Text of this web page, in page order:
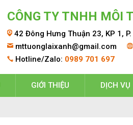
CÔNG TY TNHH MÔI
42 Đông Hưng Thuận 23, KP 1,
mttuonglaixanh@gmail.com
Hotline/Zalo: 0989 701 697
GIỚI THIỆU DỊCH VỤ